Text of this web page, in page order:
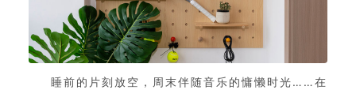
睡前的片刻放空，周末伴随音乐的慵懒时光……在